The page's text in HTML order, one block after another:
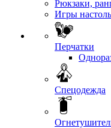
Рюкзаки,
Игры
Перчатки
Спецодежда